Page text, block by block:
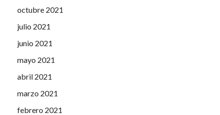
octubre 2021
julio 2021
junio 2021
mayo 2021
abril 2021
marzo 2021
febrero 2021